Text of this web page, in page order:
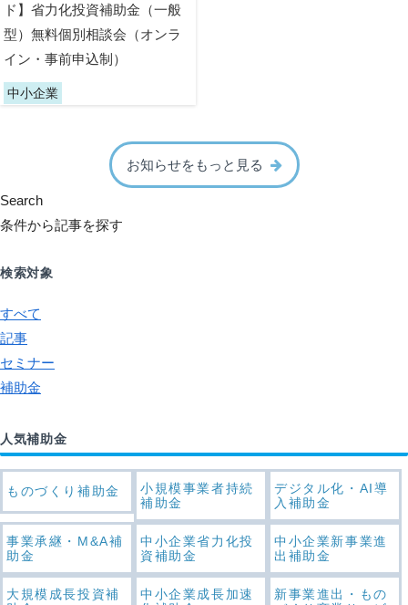
ド】省力化投資補助金（一般
型）無料個別相談会（オンラ
イン・事前申込制）
中小企業
お知らせをもっと見る
Search
条件から記事を探す
検索対象
すべて
記事
セミナー
補助金
人気補助金
ものづくり補助金
小規模事業者持続
補助金
デジタル化・AI導
入補助金
事業承継・M&A補
助金
中小企業省力化投
資補助金
中小企業新事業進
出補助金
大規模成長投資補
中小企業成長加速
新事業進出・もの